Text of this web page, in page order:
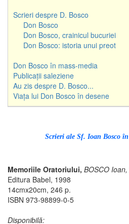
Scrieri despre D. Bosco
Don Bosco
Don Bosco, crainicul bucuriei
Don Bosco: istoria unui preot
Don Bosco în mass-media
Publicații saleziene
Au zis despre D. Bosco...
Viața lui Don Bosco în desene
Scrieri ale Sf. Ioan Bosco
Memoriile Oratoriului, BOSCO Ioan,
Editura Babel, 1998
14cmx20cm, 246 p.
ISBN 973-98899-0-5
Disponibilă: